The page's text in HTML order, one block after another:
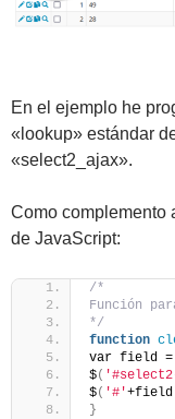
En el ejemplo he
«lookup» estándar
«select2_ajax».
Como complemento
de JavaScript:
/*
Función
*/
function
var field
$(
$( '#'+field
}